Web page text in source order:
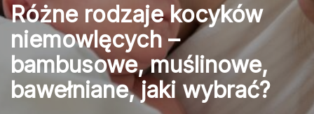
Różne rodzaje kocyków
niemowlęcych –
bambusowe, muślinowe,
bawełniane, jaki wybrać?